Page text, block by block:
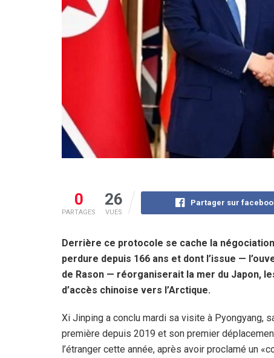
0
PARTAGES
26
VUES
Partager sur
Derrière ce protocole se cache la
perdure depuis 166 ans et dont l’issue —
de Rason — réorganiserait la mer du Japon,
d’accès chinoise vers l’Arctique.
Xi Jinping a conclu mardi sa visite à Pyongyang,
première depuis 2019 et son premier
l’étranger cette année, après avoir proclamé un